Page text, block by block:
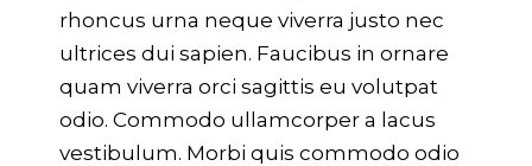
rhoncus urna neque viverra justo nec
ultrices dui sapien. Faucibus in ornare
quam viverra orci sagittis eu volutpat
odio. Commodo ullamcorper a lacus
vestibulum. Morbi quis commodo odio